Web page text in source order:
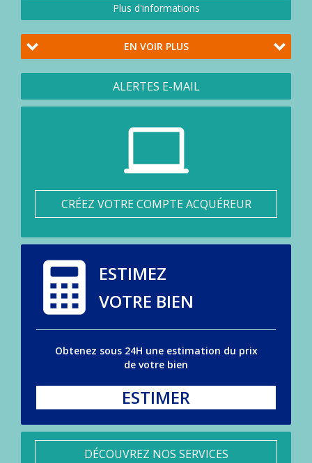
Plus d'informations
EN VOIR PLUS
ALERTES E-MAIL
CRÉEZ VOTRE COMPTE ACQUÉREUR
ESTIMEZ
VOTRE BIEN
Obtenez sous 24H une estimation du prix
de votre bien
ESTIMER
DÉCOUVREZ NOS SERVICES